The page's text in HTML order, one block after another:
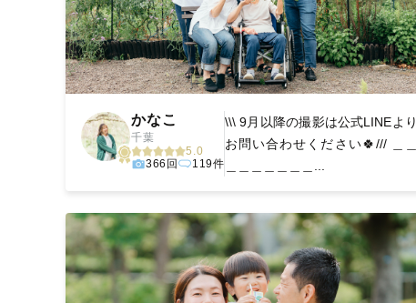
かなこ
千葉
5.0
366回
119件
\\\ 9月以降の撮影は公式LINEより
お問い合わせください🍀/// ＿＿